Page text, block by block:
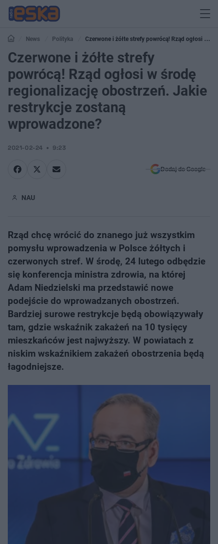
News Polityka
Czerwone i żółte strefy powrócą! Rząd ogłosi w
środę regionalizację obostrzeń. Jakie restrykcje zostaną wprowadzone?
Czerwone i żółte strefy
powrócą! Rząd ogłosi w środę
regionalizację obostrzeń. Jakie
restrykcje zostaną
wprowadzone?
2021-02-24 9:23
Dodaj do Google
NAU
Rząd chcę wrócić do znanego już wszystkim
pomysłu wprowadzenia w Polsce żółtych i
czerwonych stref. W środę, 24 lutego odbędzie
się konferencja ministra zdrowia, na której
Adam Niedzielski ma przedstawić nowe
podejście do wprowadzanych obostrzeń.
Bardziej surowe restrykcje będą obowiązywały
tam, gdzie wskaźnik zakażeń na 10 tysięcy
mieszkańców jest najwyższy. W powiatach z
niskim wskaźnikiem zakażeń obostrzenia będą
łagodniejsze.